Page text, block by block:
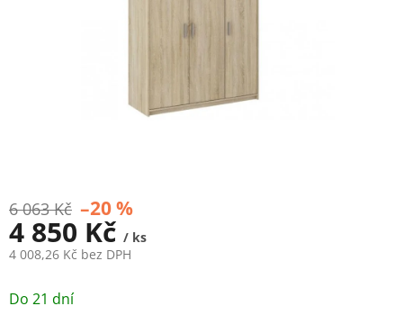
6 063 Kč –20 %
4 850 Kč / ks
4 008,26 Kč bez DPH
cena:
Do 21 dní